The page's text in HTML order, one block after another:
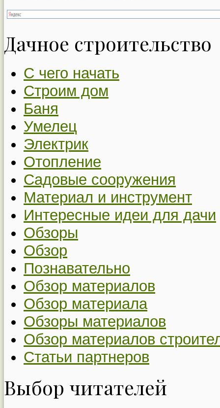
Дачное строительство
С чего начать
Строим дом
Баня
Умелец
Электрик
Отопление
Садовые сооружения
Материал и инструмент
Интересные идеи для дачи
Обзоры
Обзор
Познавательно
Обзор материалов
Обзор материала
Обзоры материалов
Обзор материалов
Статьи партнеров
Выбор читателей